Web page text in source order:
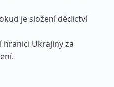
je složení dědictví
hranici Ukrajiny za